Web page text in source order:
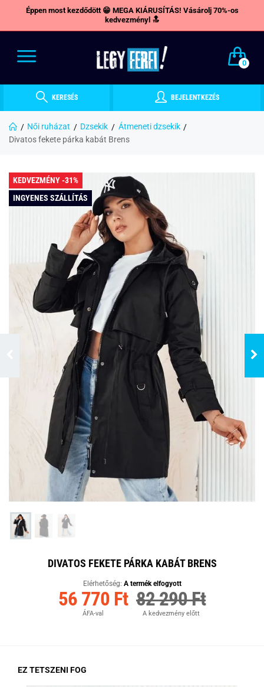
Éppen most kezdődött 😁 MEGA KIÁRUSÍTÁS! Vásárolj 70%-os
kedvezményl 🔝
0
KERESÉS BEJELENTKEZÉS
Női ruházat Dzsekik
Átmeneti dzsekik
Divatos fekete párka kabát Brens
KEDVEZMÉNY -31%
INGYENES SZÁLLÍTÁS
DIVATOS FEKETE PÁRKA KABÁT BRENS
Elérhetőség: A termék elfogyott
56 770 Ft
ÁFA-val
82 290 Ft
A kedvezmény előtt
EZ TETSZENI FOG